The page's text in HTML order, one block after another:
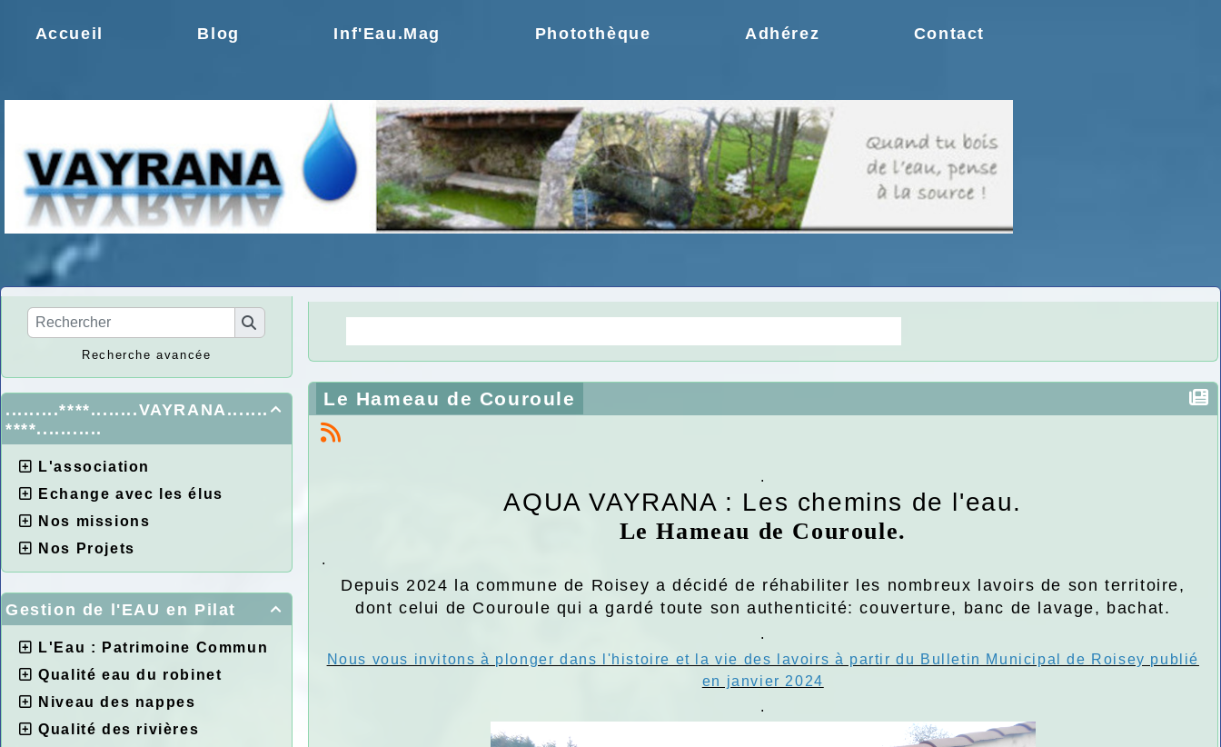
Accueil Blog Inf'Eau.Mag Photothèque Adhérez Contact
Recherche avancée

.........****........VAYRANA.......
****...........
L'association
Echange avec les élus
Nos missions
Nos Projets

Gestion de l'EAU en Pilat
L'Eau : Patrimoine Commun
Qualité eau du robinet
Niveau des nappes
Qualité des rivières
Le Hameau de Couroule
.
AQUA VAYRANA : Les chemins de l'eau.
Le Hameau de Couroule.
.
Depuis 2024 la commune de Roisey a décidé de réhabiliter les nombreux lavoirs de son territoire,
dont celui de Couroule qui a gardé toute son authenticité: couverture, banc de lavage, bachat.
.
Nous vous invitons à plonger dans l'histoire et la vie des lavoirs à partir du Bulletin Municipal de Roisey publié
en janvier 2024
.